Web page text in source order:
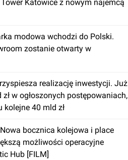
Katowice z nowym najemcą
modowa wchodzi do Polski.
zostanie otwarty w
realizację inwestycji. Już
w ogłoszonych postępowaniach,
kolejne 40 mld zł
bocznica kolejowa i place
możliwości operacyjne
Hub [FILM]